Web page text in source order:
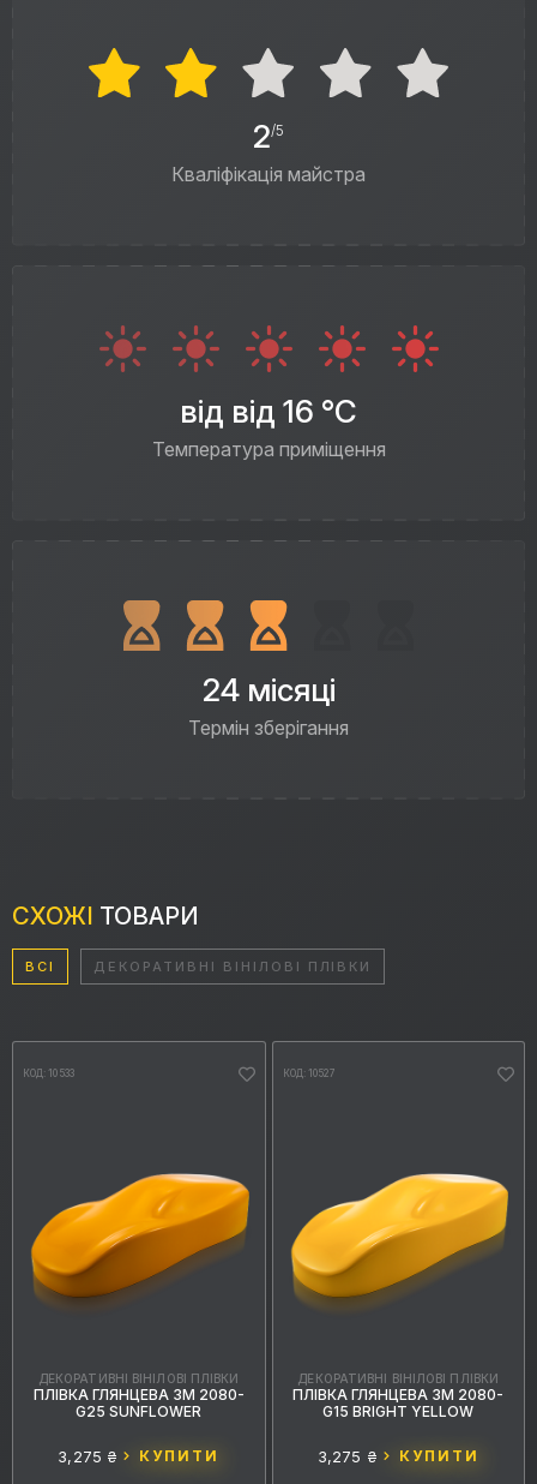
2/5
Кваліфікація майстра
від від 16 °C
Температура приміщення
24 місяці
Термін зберігання
СХОЖІ ТОВАРИ
ВСІ ДЕКОРАТИВНІ ВІНІЛОВІ ПЛІВКИ
КОД: 10533
ДЕКОРАТИВНІ ВІНІЛОВІ ПЛІВКИ
ПЛІВКА ГЛЯНЦЕВА 3M 2080-
G25 SUNFLOWER
3,275 ₴ КУПИТИ
КОД: 10527
ДЕКОРАТИВНІ ВІНІЛОВІ ПЛІВКИ
ПЛІВКА ГЛЯНЦЕВА 3M 2080-
G15 BRIGHT YELLOW
3,275 ₴ КУПИТИ